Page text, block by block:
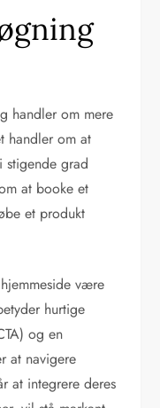
handler om mere
handler om at
grad
at booke et
et produkt
være
hurtige
og en
at navigere
at integrere deres